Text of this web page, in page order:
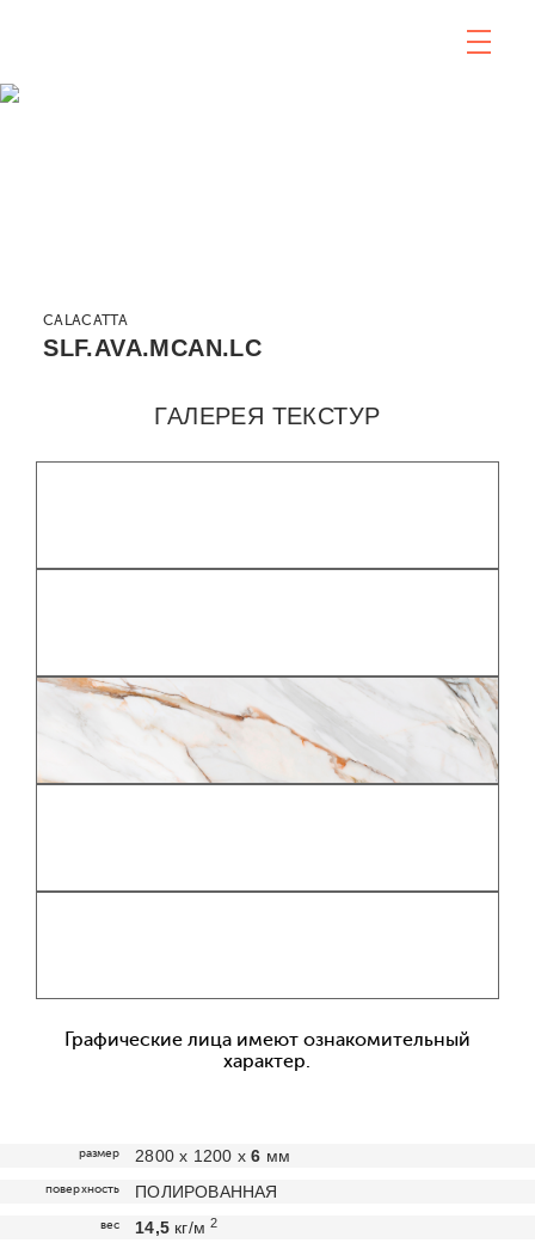
CALACATTA
SLF.AVA.MCAN.LC
ГАЛЕРЕЯ ТЕКСТУР
Графические лица имеют ознакомительный
характер.
размер 2800 х 1200 х6 мм
поверхность ПОЛИРОВАННАЯ
вес 14,5 кг/м2